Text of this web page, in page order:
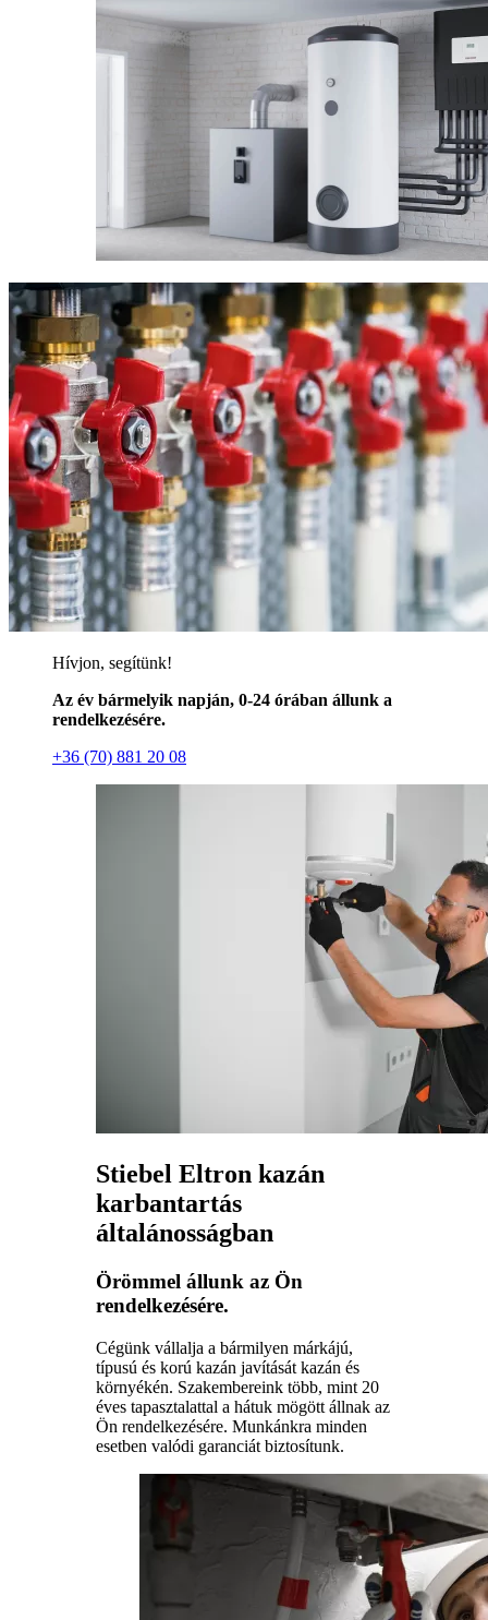
Hívjon, segítünk!
Az év bármelyik napján, 0-24 órában állunk a
rendelkezésére.
+36 (70) 881 20 08
Stiebel Eltron kazán
karbantartás
általánosságban
Örömmel állunk az Ön
rendelkezésére.
Cégünk vállalja a bármilyen márkájú,
típusú és korú kazán javítását kazán és
környékén. Szakembereink több, mint 20
éves tapasztalattal a hátuk mögött állnak az
Ön rendelkezésére. Munkánkra minden
esetben valódi garanciát biztosítunk.